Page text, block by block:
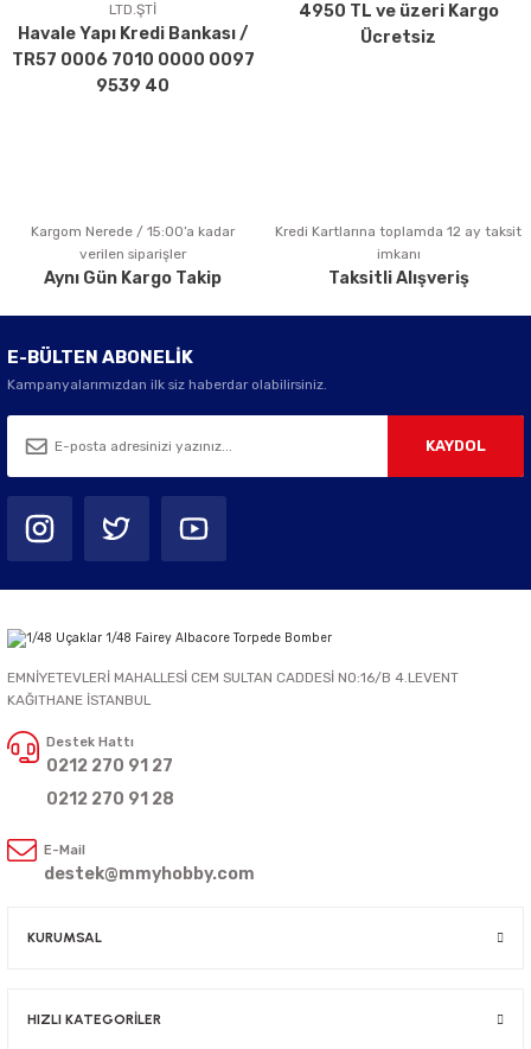
Ürün bilgilerinde hatalar bulunuyor.
Ürün fiyatı diğer sitelerden daha pahalı.
Bu ürüne benzer farklı alternatifler olmalı.
Gönder
LTD.ŞTİ
Havale Yapı Kredi Bankası /
TR57 0006 7010 0000 0097
9539 40
4950 TL ve üzeri Kargo
Ücretsiz
Kargom Nerede / 15:00’a kadar
verilen siparişler
Aynı Gün Kargo Takip
Kredi Kartlarına toplamda 12 ay taksit
imkanı
Taksitli Alışveriş
E-BÜLTEN ABONELİK
Kampanyalarımızdan ilk siz haberdar olabilirsiniz.
KAYDOL
EMNİYETEVLERİ MAHALLESİ CEM SULTAN CADDESİ NO:16/B 4.LEVENT
KAĞITHANE İSTANBUL
Destek Hattı
0212 270 91 27
0212 270 91 28
E-Mail
destek@mmyhobby.com
KURUMSAL
HIZLI KATEGORİLER